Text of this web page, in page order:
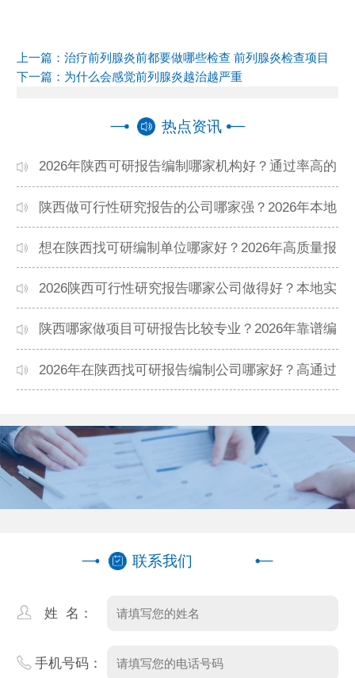
上一篇： 治疗前列腺炎前都要做哪些检查 前列腺炎检查项目
下一篇： 为什么会感觉前列腺炎越治越严重
热点资讯
2026年陕西可研报告编制哪家机构好？通过率高的
本地公司推荐
陕西做可行性研究报告的公司哪家强？2026年本地
专业团队精选
想在陕西找可研编制单位哪家好？2026年高质量报
告机构推荐
2026陕西可行性研究报告哪家公司做得好？本地实
力机构排名
陕西哪家做项目可研报告比较专业？2026年靠谱编
制单位推荐
2026年在陕西找可研报告编制公司哪家好？高通过
联系我们
姓 名：
手机号码：